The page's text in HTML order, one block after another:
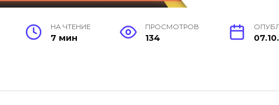
НА ЧТЕНИЕ
7 мин
ПРОСМОТРОВ
134